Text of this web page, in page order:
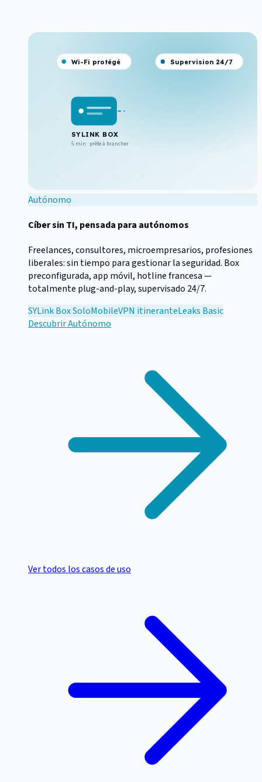
SYLINK BOX
5 min · prête à brancher
Wi-Fi protégé Supervision 24/7
Autónomo
Cíber sin TI, pensada para autónomos
Freelances, consultores, microempresarios, profesiones
liberales: sin tiempo para gestionar la seguridad. Box
preconfigurada, app móvil, hotline francesa —
totalmente plug-and-play, supervisado 24/7.
SYLink Box SoloMobileVPN itineranteLeaks Basic
DescubrirAutónomo
Ver todos los casos de uso